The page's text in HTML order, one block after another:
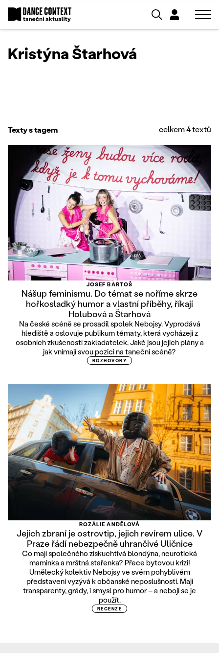
Kristýna Štarhová
Texty s tagem celkem 4 textů
JOSEF BARTOŠ
Nášup feminismu. Do témat se noříme skrze
hořkosladký humor a vlastní příběhy, říkají
Holubová a Štarhová
Na české scéně se prosadil spolek Nebojsy. Vyprodává
hlediště a oslovuje publikum tématy, která vycházejí z
osobních zkušeností zakladatelek. Jaké jsou jejich plány a
jak vnímají svou pozici na taneční scéně?
ROZHOVORY
ROZÁLIE ANDĚLOVÁ
Jejich zbraní je ostrovtip, jejich revírem ulice. V
Praze řádí nebezpečně uhrančivé Uličnice
Co mají společného ziskuchtivá blondýna, neurotická
maminka a mrštná stařenka? Přece bytovou krizi!
Umělecký kolektiv Nebojsy ve svém pohyblivém
představení vyzývá k občanské neposlušnosti. Mají
transparenty, grády, i smysl pro humor – a nebojí se je
použít.
RECENZE